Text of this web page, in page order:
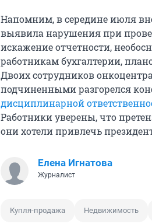
Напомним, в середине июля
выявила нарушения при
искажение отчетности,
работникам бухгалтерии,
Двоих сотрудников
подчиненными разгорелся
дисциплинарной
Работники уверены, что
они хотели привлечь
Елена Игнатова
Журналист
Купля-продажа Недвижимость